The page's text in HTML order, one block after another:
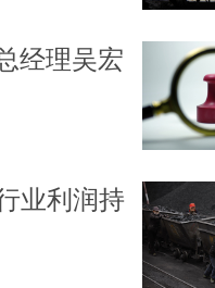
经理吴宏
业利润持